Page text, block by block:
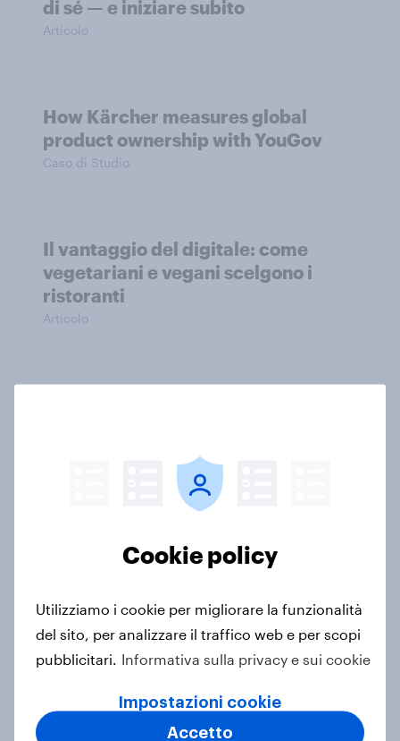
di sé — e iniziare subito
Articolo
How Kärcher measures global
product ownership with YouGov
Caso di Studio
Il vantaggio del digitale: come
vegetariani e vegani scelgono i
ristoranti
Articolo
comportamenti d’acquisto tra
Articolo
Meno famiglie prevedono di fare
acquisti per il rientro a scuola
Cookie policy
Utilizziamo i cookie per migliorare la funzionalità
del sito, per analizzare il traffico web e per scopi
pubblicitari.
Informativa sulla privacy e sui cookie
Impostazioni cookie
Accetto